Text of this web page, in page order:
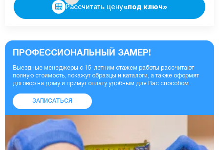
Рассчитать цену«под ключ»
ПРОФЕССИОНАЛЬНЫЙ ЗАМЕР!
Выездные менеджеры с 15-летним стажем работы рассчитают
полную стоимость, покажут образцы и каталоги, а также оформят
договор на дому и примут оплату удобным для Вас способом.
ЗАПИСАТЬСЯ